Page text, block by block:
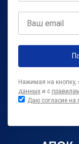
Нажимая на кнопку,
данных и с
Даю согласие на